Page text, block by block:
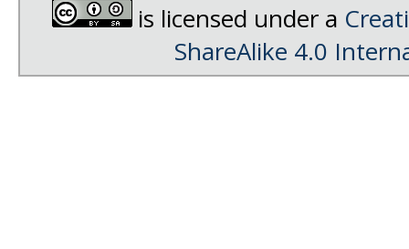
is licensed under a
ShareAlike 4.0